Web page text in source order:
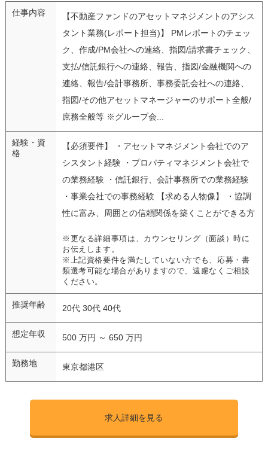
仕事内容
【不動産ファンドのアセットマネジメントのアシス
タント業務(レポート担当)】 PMレポートのチェッ
ク、作成/PM会社への連絡、指図/請求書チェック、
支払/信託銀行への連絡、報告、指図/金融機関への
連絡、報告/会計事務所、事務委託会社への連絡、
指図/その他アセットマネージャーのサポート全般/
庶務全般等 ※グループ会...
経験・資
格
【必須要件】 ・アセットマネジメント会社でのア
シスタント経験 ・プロパティマネジメント会社で
の業務経験 ・信託銀行、会計事務所での業務経験
・事業会社での事務経験 【求める人物像】 ・協調
性に富み、周囲との信頼関係を築くことができる方
※更なる詳細事項は、カウンセリング（面談）時に
お伝えします。
※上記資格要件を満たしていない方でも、応募・書
類選考可能な場合がありますので、遠慮なくご相談
ください。
推奨年齢 20代 30代 40代
想定年収 500 万円 ～ 650 万円
勤務地 東京都港区
求人詳細を見る